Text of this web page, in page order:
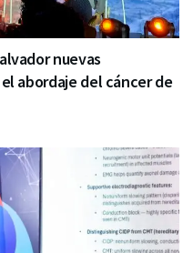
nuevas
abordaje del cáncer de